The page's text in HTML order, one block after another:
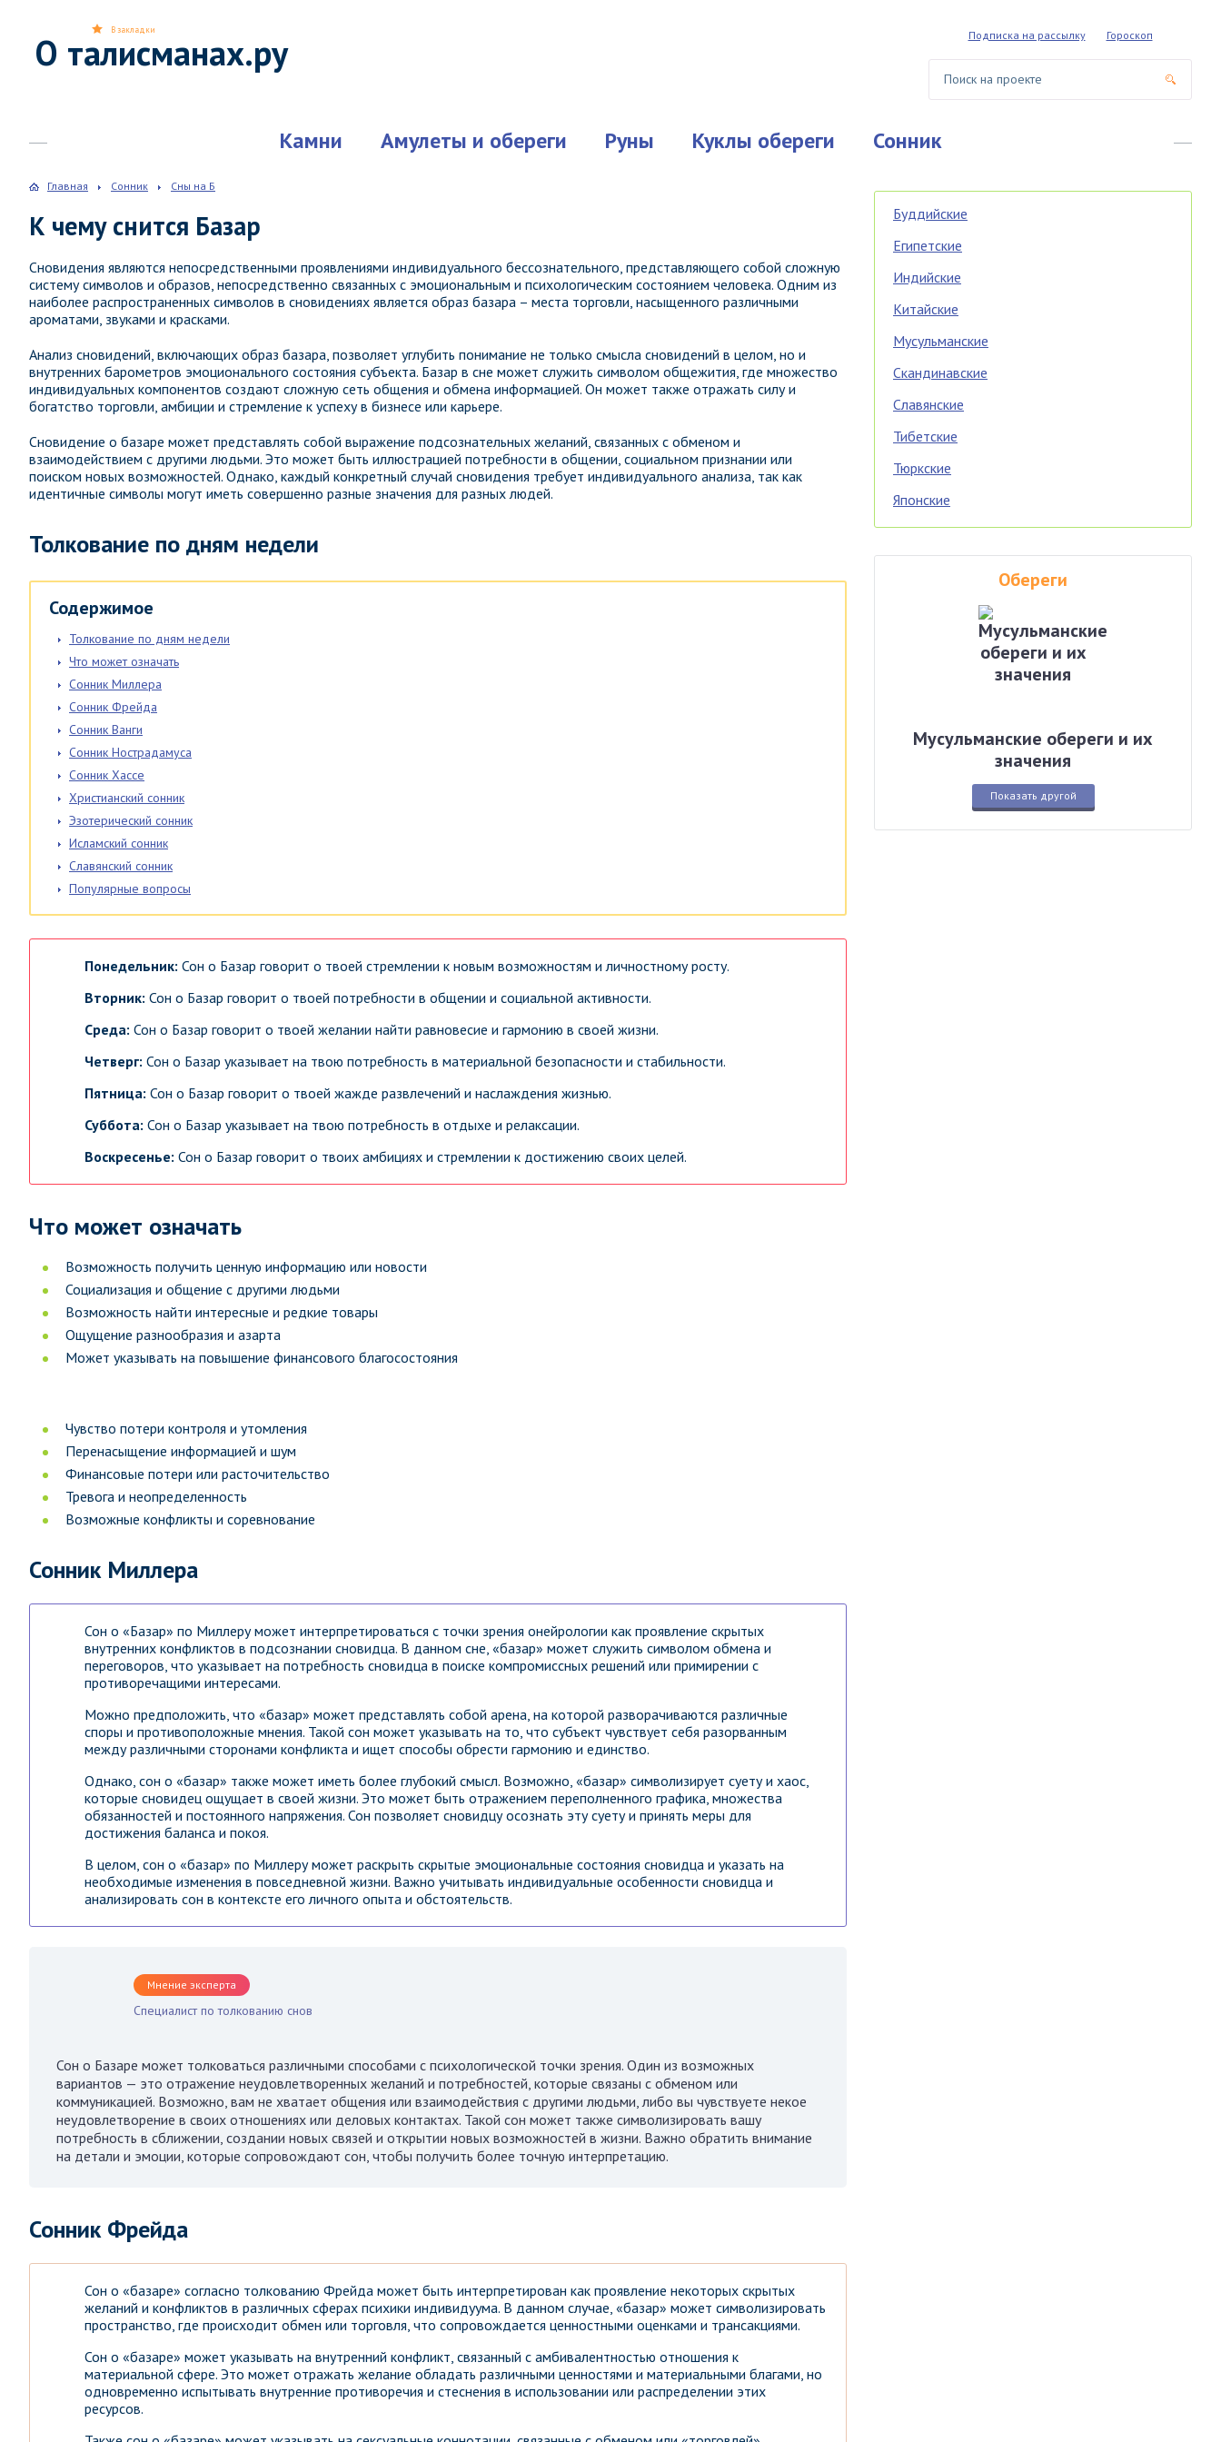
О талисманах.ру Подписка на рассылку Гороскоп
Камни Амулеты и обереги Руны Куклы обереги Сонник
В закладки
Главная Сонник Сны на Б
К чему снится Базар
Сновидения являются непосредственными проявлениями индивидуального бессознательного, представляющего собой сложную
систему символов и образов, непосредственно связанных с эмоциональным и психологическим состоянием человека. Одним из
наиболее распространенных символов в сновидениях является образ базара – места торговли, насыщенного различными
ароматами, звуками и красками.
Анализ сновидений, включающих образ базара, позволяет углубить понимание не только смысла сновидений в целом, но и
внутренних барометров эмоционального состояния субъекта. Базар в сне может служить символом общежития, где множество
индивидуальных компонентов создают сложную сеть общения и обмена информацией. Он может также отражать силу и
богатство торговли, амбиции и стремление к успеху в бизнесе или карьере.
Сновидение о базаре может представлять собой выражение подсознательных желаний, связанных с обменом и
взаимодействием с другими людьми. Это может быть иллюстрацией потребности в общении, социальном признании или
поиском новых возможностей. Однако, каждый конкретный случай сновидения требует индивидуального анализа, так как
идентичные символы могут иметь совершенно разные значения для разных людей.
Толкование по дням недели
Содержимое
Толкование по дням недели
Что может означать
Сонник Миллера
Сонник Фрейда
Сонник Ванги
Сонник Нострадамуса
Сонник Хассе
Христианский сонник
Эзотерический сонник
Исламский сонник
Славянский сонник
Популярные вопросы
Понедельник: Сон о Базар говорит о твоей стремлении к новым возможностям и личностному росту.
Вторник: Сон о Базар говорит о твоей потребности в общении и социальной активности.
Среда: Сон о Базар говорит о твоей желании найти равновесие и гармонию в своей жизни.
Четверг: Сон о Базар указывает на твою потребность в материальной безопасности и стабильности.
Пятница: Сон о Базар говорит о твоей жажде развлечений и наслаждения жизнью.
Суббота: Сон о Базар указывает на твою потребность в отдыхе и релаксации.
Воскресенье: Сон о Базар говорит о твоих амбициях и стремлении к достижению своих целей.
Что может означать
Возможность получить ценную информацию или новости
Социализация и общение с другими людьми
Возможность найти интересные и редкие товары
Ощущение разнообразия и азарта
Может указывать на повышение финансового благосостояния
Чувство потери контроля и утомления
Перенасыщение информацией и шум
Финансовые потери или расточительство
Тревога и неопределенность
Возможные конфликты и соревнование
Сонник Миллера
Сон о «Базар» по Миллеру может интерпретироваться с точки зрения онейрологии как проявление скрытых
внутренних конфликтов в подсознании сновидца. В данном сне, «базар» может служить символом обмена и
переговоров, что указывает на потребность сновидца в поиске компромиссных решений или примирении с
противоречащими интересами.
Можно предположить, что «базар» может представлять собой арена, на которой разворачиваются различные
споры и противоположные мнения. Такой сон может указывать на то, что субъект чувствует себя разорванным
между различными сторонами конфликта и ищет способы обрести гармонию и единство.
Однако, сон о «базар» также может иметь более глубокий смысл. Возможно, «базар» символизирует суету и хаос,
которые сновидец ощущает в своей жизни. Это может быть отражением переполненного графика, множества
обязанностей и постоянного напряжения. Сон позволяет сновидцу осознать эту суету и принять меры для
достижения баланса и покоя.
В целом, сон о «базар» по Миллеру может раскрыть скрытые эмоциональные состояния сновидца и указать на
необходимые изменения в повседневной жизни. Важно учитывать индивидуальные особенности сновидца и
анализировать сон в контексте его личного опыта и обстоятельств.
Мнение эксперта
Специалист по толкованию снов
Сон о Базаре может толковаться различными способами с психологической точки зрения. Один из возможных
вариантов — это отражение неудовлетворенных желаний и потребностей, которые связаны с обменом или
коммуникацией. Возможно, вам не хватает общения или взаимодействия с другими людьми, либо вы чувствуете некое
неудовлетворение в своих отношениях или деловых контактах. Такой сон может также символизировать вашу
потребность в сближении, создании новых связей и открытии новых возможностей в жизни. Важно обратить внимание
на детали и эмоции, которые сопровождают сон, чтобы получить более точную интерпретацию.
Сонник Фрейда
Сон о «базаре» согласно толкованию Фрейда может быть интерпретирован как проявление некоторых скрытых
желаний и конфликтов в различных сферах психики индивидуума. В данном случае, «базар» может символизировать
пространство, где происходит обмен или торговля, что сопровождается ценностными оценками и трансакциями.
Сон о «базаре» может указывать на внутренний конфликт, связанный с амбивалентностью отношения к
материальной сфере. Это может отражать желание обладать различными ценностями и материальными благами, но
одновременно испытывать внутренние противоречия и стеснения в использовании или распределении этих
ресурсов.
Буддийские
Египетские
Индийские
Китайские
Мусульманские
Скандинавские
Славянские
Тибетские
Тюркские
Японские
Обереги
Мусульманские обереги и их
значения
Показать другой